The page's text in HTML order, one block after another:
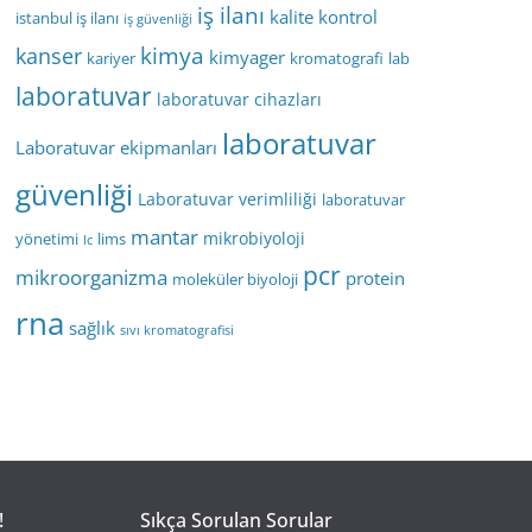
istanbul iş ilanı iş güvenliği iş ilanı kalite kontrol
kanser kariyer kimya kimyager kromatografi lab
laboratuvar laboratuvar cihazları
Laboratuvar ekipmanları laboratuvar
güvenliği Laboratuvar verimliliği laboratuvar
yönetimi lc lims mantar mikrobiyoloji
mikroorganizma moleküler biyoloji pcr protein
rna sağlık sıvı kromatografisi
Sıkça Sorulan Sorular